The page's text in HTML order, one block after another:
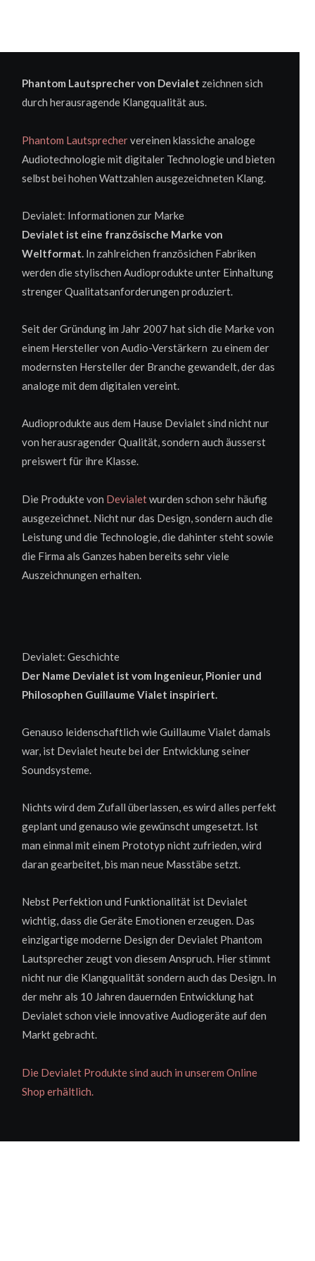
Phantom Lautsprecher von Devialet zeichnen sich
durch herausragende Klangqualität aus.
Phantom Lautsprechervereinen klassiche analoge
Audiotechnologie mit digitaler Technologie und bieten
selbst bei hohen Wattzahlen ausgezeichneten Klang.
Devialet: Informationen zur Marke
Devialet ist eine französische Marke von
Weltformat. In zahlreichen französichen Fabriken
werden die stylischen Audioprodukte unter Einhaltung
strenger Qualitatsanforderungen produziert.
Seit der Gründung im Jahr 2007 hat sich die Marke von
einem Hersteller von Audio-Verstärkern zu einem der
modernsten Hersteller der Branche gewandelt, der das
analoge mit dem digitalen vereint.
Audioprodukte aus dem Hause Devialet sind nicht nur
von herausragender Qualität, sondern auch äusserst
preiswert für ihre Klasse.
Die Produkte von Devialetwurden schon sehr häufig
ausgezeichnet. Nicht nur das Design, sondern auch die
Leistung und die Technologie, die dahinter steht sowie
die Firma als Ganzes haben bereits sehr viele
Auszeichnungen erhalten.
Devialet: Geschichte
Der Name Devialet ist vom Ingenieur, Pionier und
Philosophen Guillaume Vialet inspiriert.
Genauso leidenschaftlich wie Guillaume Vialet damals
war, ist Devialet heute bei der Entwicklung seiner
Soundsysteme.
Nichts wird dem Zufall überlassen, es wird alles perfekt
geplant und genauso wie gewünscht umgesetzt. Ist
man einmal mit einem Prototyp nicht zufrieden, wird
daran gearbeitet, bis man neue Masstäbe setzt.
Nebst Perfektion und Funktionalität ist Devialet
wichtig, dass die Geräte Emotionen erzeugen. Das
einzigartige moderne Design der Devialet Phantom
Lautsprecher zeugt von diesem Anspruch. Hier stimmt
nicht nur die Klangqualität sondern auch das Design. In
der mehr als 10 Jahren dauernden Entwicklung hat
Devialet schon viele innovative Audiogeräte auf den
Markt gebracht.
Die Devialet Produkte sind auch in unserem Online
Shop erhältlich.